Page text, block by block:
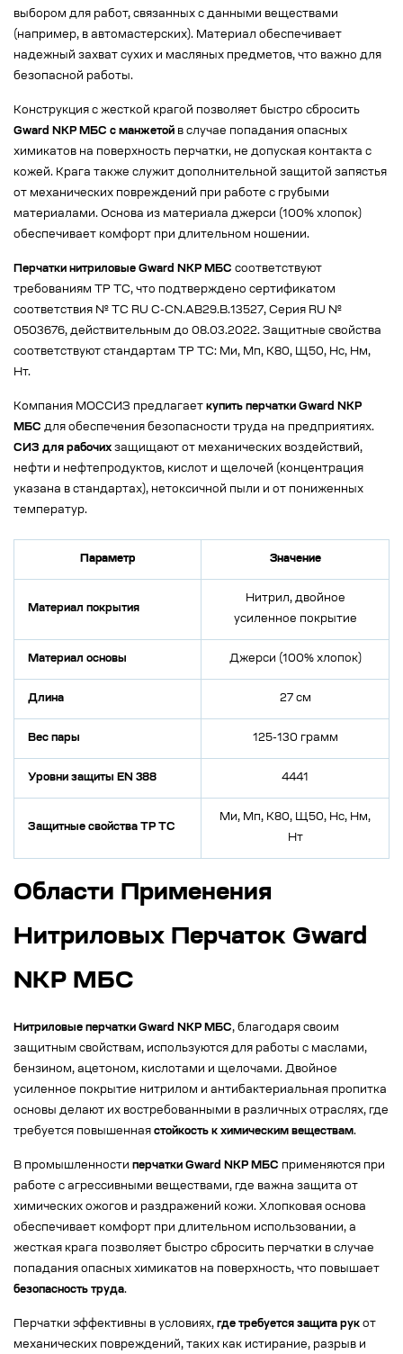
выбором для работ, связанных с данными веществами
(например, в автомастерских). Материал обеспечивает
надежный захват сухих и масляных предметов, что важно для
безопасной работы.
Конструкция с жесткой крагой позволяет быстро сбросить
Gward NKP МБС с манжетой в случае попадания опасных
химикатов на поверхность перчатки, не допуская контакта с
кожей. Крага также служит дополнительной защитой запястья
от механических повреждений при работе с грубыми
материалами. Основа из материала джерси (100% хлопок)
обеспечивает комфорт при длительном ношении.
Перчатки нитриловые Gward NKP МБС соответствуют
требованиям ТР ТС, что подтверждено сертификатом
соответствия № ТС RU C-CN.AB29.B.13527, Серия RU №
0503676, действительным до 08.03.2022. Защитные свойства
соответствуют стандартам ТР ТС: Ми, Мп, К80, Щ50, Нс, Нм,
Нт.
Компания МОССИЗ предлагает купить перчатки Gward NKP
МБС для обеспечения безопасности труда на предприятиях.
СИЗ для рабочих защищают от механических воздействий,
нефти и нефтепродуктов, кислот и щелочей (концентрация
указана в стандартах), нетоксичной пыли и от пониженных
температур.
Параметр Значение
Материал покрытия
Нитрил, двойное
усиленное покрытие
Материал основы Джерси (100% хлопок)
Длина 27 см
Вес пары 125-130 грамм
Уровни защиты EN 388 4441
Защитные свойства ТР ТС
Ми, Мп, К80, Щ50, Нс, Нм,
Нт
Области Применения
Нитриловых Перчаток Gward
NKP МБС
Нитриловые перчатки Gward NKP МБС, благодаря своим
защитным свойствам, используются для работы с маслами,
бензином, ацетоном, кислотами и щелочами. Двойное
усиленное покрытие нитрилом и антибактериальная пропитка
основы делают их востребованными в различных отраслях, где
требуется повышенная стойкость к химическим веществам.
В промышленности перчатки Gward NKP МБС применяются при
работе с агрессивными веществами, где важна защита от
химических ожогов и раздражений кожи. Хлопковая основа
обеспечивает комфорт при длительном использовании, а
жесткая крага позволяет быстро сбросить перчатки в случае
попадания опасных химикатов на поверхность, что повышает
безопасность труда.
Перчатки эффективны в условиях, где требуется защита рук от
механических повреждений, таких как истирание, разрыв и